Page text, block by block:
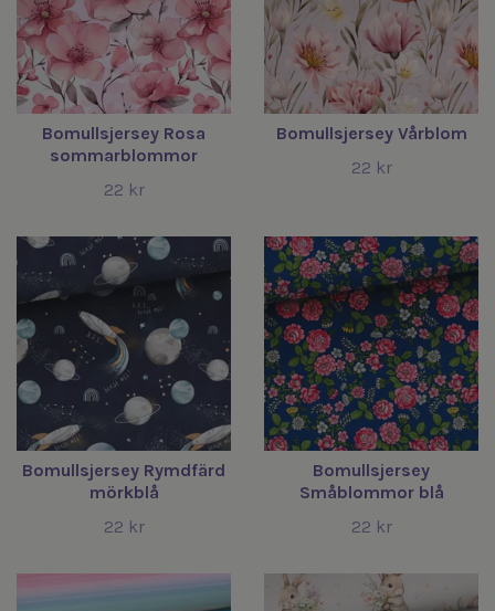
Bomullsjersey Rosa
sommarblommor
22 kr
Bomullsjersey Vårblom
22 kr
Bomullsjersey Rymdfärd
mörkblå
22 kr
Bomullsjersey
Småblommor blå
22 kr